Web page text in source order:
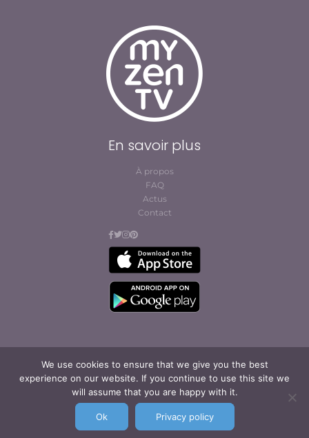
We use cookies to ensure that we give you the best
experience on our website. If you continue to use this site we
will assume that you are happy with it.
Ok Privacy policy
En savoir plus
À propos
FAQ
Actus
Contact
© Cofites 2023. All rights reserved.
Conditions générales
d’abonnement et
d’utilisation
Mentions légales